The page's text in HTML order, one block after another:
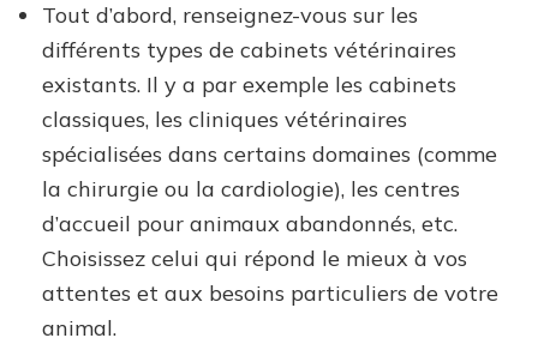
Tout d’abord, renseignez-vous sur les
différents types de cabinets vétérinaires
existants. Il y a par exemple les cabinets
classiques, les cliniques vétérinaires
spécialisées dans certains domaines (comme
la chirurgie ou la cardiologie), les centres
d’accueil pour animaux abandonnés, etc.
Choisissez celui qui répond le mieux à vos
attentes et aux besoins particuliers de votre
animal.